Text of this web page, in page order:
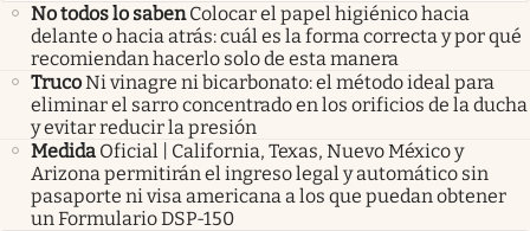
No todos lo saben Colocar el papel higiénico hacia
delante o hacia atrás: cuál es la forma correcta y por qué
recomiendan hacerlo solo de esta manera
TrucoNi vinagre ni bicarbonato: el método ideal para
eliminar el sarro concentrado en los orificios de la ducha
y evitar reducir la presión
Medida Oficial | California, Texas, Nuevo México y
Arizona permitirán el ingreso legal y automático sin
pasaporte ni visa americana a los que puedan obtener
un Formulario DSP-150